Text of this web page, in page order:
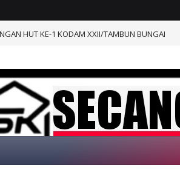
HUT KE-1 KODAM XXII/TAMBUN BUNGAI